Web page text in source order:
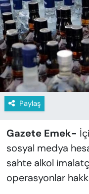
Paylaş
Gazete Emek-
sosyal medya
sahte alkol
operasyonlar
SAĞLIK
SPOR
KÜLTÜR-
MAGAZİN
ÖZEL HABER
YAZAR KÖŞESİ
SİYASET
VAN VE